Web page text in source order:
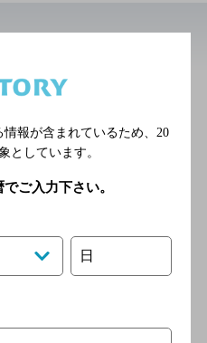
楽酒 宴家
屋]
線 鹿児島中央駅
烹酒肆 世楽
和食/日本料理/バー]
報が含まれているため、 20
としています。
ご入力下さい。
日